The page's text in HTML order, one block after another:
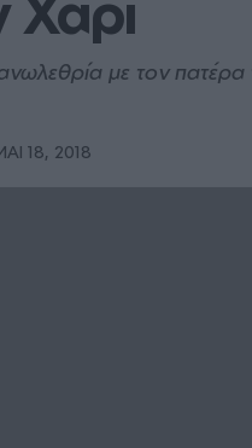
με τον πατέρα
18, 2018